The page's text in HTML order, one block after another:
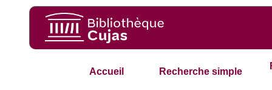
Accueil Recherche simple